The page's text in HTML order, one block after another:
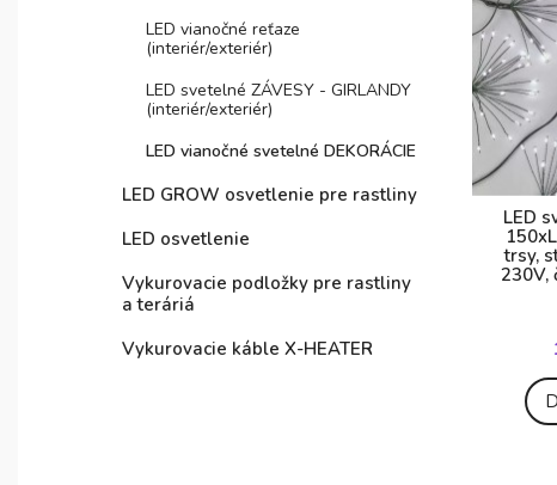
LED vianočné reťaze
(interiér/exteriér)
LED svetelné ZÁVESY - GIRLANDY
(interiér/exteriér)
LED vianočné svetelné DEKORÁCIE
LED GROW osvetlenie pre rastliny
LED osvetlenie
Vykurovacie podložky pre rastliny
a teráriá
Vykurovacie káble X-HEATER
LED
trsy,
230V,